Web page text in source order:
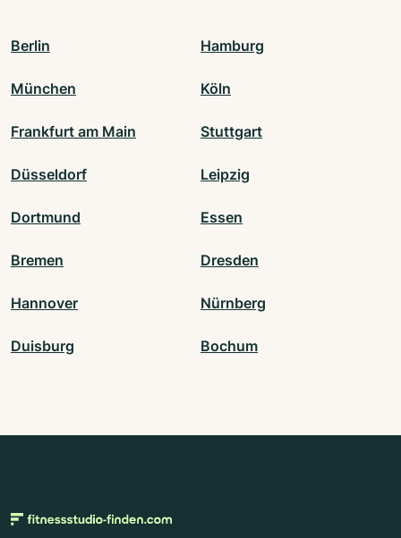
Berlin Hamburg
München Köln
Frankfurt am Main Stuttgart
Düsseldorf Leipzig
Dortmund Essen
Bremen Dresden
Hannover Nürnberg
Duisburg Bochum